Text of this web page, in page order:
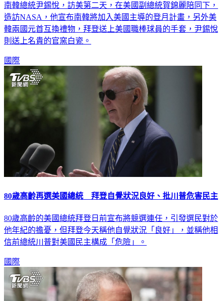
南韓總統尹錫悅，訪美第二天，在美國副總統賀錦麗陪同下，
造訪NASA，他宣布南韓將加入美國主導的登月計畫，另外美
韓兩國元首互換禮物，拜登送上美國職棒球員的手套，尹錫悅
則送上名貴的官窯白瓷。
國際
80歲高齡再選美國總統 拜登自覺狀況良好、批川普危害民主
80歲高齡的美國總統拜登日前宣布將競選連任，引發選民對於
他年紀的擔憂，但拜登今天稱他自覺狀況「良好」，並稱他相
信前總統川普對美國民主構成「危險」。
國際